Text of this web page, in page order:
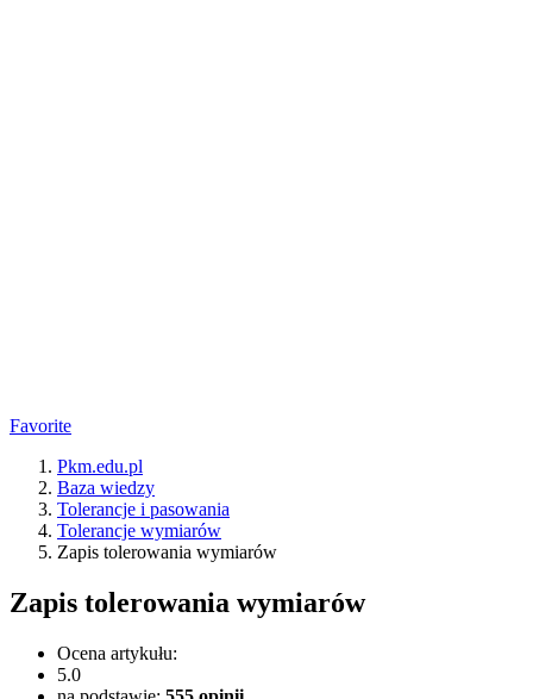
Favorite
Pkm.edu.pl
Baza wiedzy
Tolerancje i pasowania
Tolerancje wymiarów
Zapis tolerowania wymiarów
Zapis tolerowania wymiarów
Ocena artykułu:
5.0